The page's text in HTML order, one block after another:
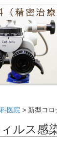
医院 > 新型コ
ルス感